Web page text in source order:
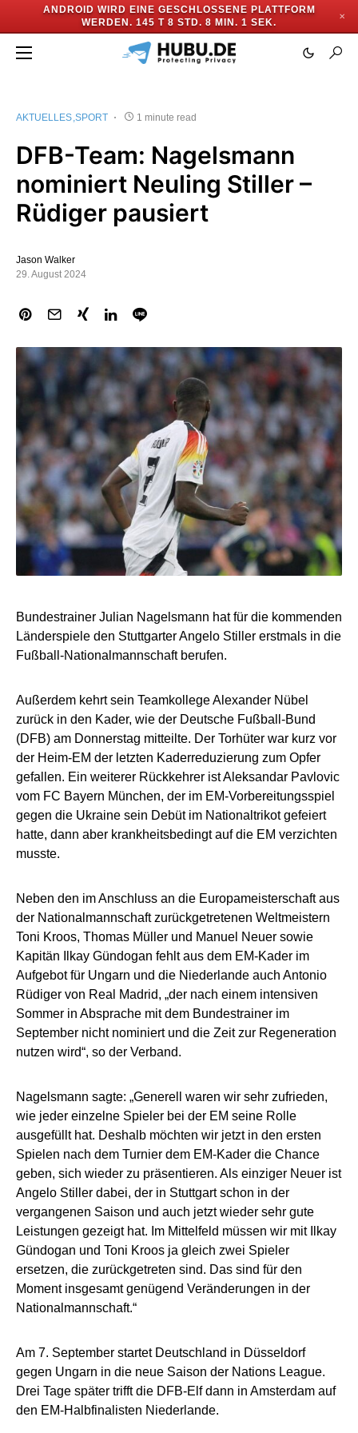
ANDROID WIRD EINE GESCHLOSSENE PLATTFORM
WERDEN. 145 T 8 STD. 8 MIN. 1 SEK.
✕
AKTUELLES SPORT 1 minute read
DFB-Team: Nagelsmann
nominiert Neuling Stiller –
Rüdiger pausiert
Jason Walker
29. August 2024
Bundestrainer Julian Nagelsmann hat für die kommenden
Länderspiele den Stuttgarter Angelo Stiller erstmals in die
Fußball-Nationalmannschaft berufen.
Außerdem kehrt sein Teamkollege Alexander Nübel
zurück in den Kader, wie der Deutsche Fußball-Bund
(DFB) am Donnerstag mitteilte. Der Torhüter war kurz vor
der Heim-EM der letzten Kaderreduzierung zum Opfer
gefallen. Ein weiterer Rückkehrer ist Aleksandar Pavlovic
vom FC Bayern München, der im EM-Vorbereitungsspiel
gegen die Ukraine sein Debüt im Nationaltrikot gefeiert
hatte, dann aber krankheitsbedingt auf die EM verzichten
musste.
Neben den im Anschluss an die Europameisterschaft aus
der Nationalmannschaft zurückgetretenen Weltmeistern
Toni Kroos, Thomas Müller und Manuel Neuer sowie
Kapitän Ilkay Gündogan fehlt aus dem EM-Kader im
Aufgebot für Ungarn und die Niederlande auch Antonio
Rüdiger von Real Madrid, „der nach einem intensiven
Sommer in Absprache mit dem Bundestrainer im
September nicht nominiert und die Zeit zur Regeneration
nutzen wird“, so der Verband.
Nagelsmann sagte: „Generell waren wir sehr zufrieden,
wie jeder einzelne Spieler bei der EM seine Rolle
ausgefüllt hat. Deshalb möchten wir jetzt in den ersten
Spielen nach dem Turnier dem EM-Kader die Chance
geben, sich wieder zu präsentieren. Als einziger Neuer ist
Angelo Stiller dabei, der in Stuttgart schon in der
vergangenen Saison und auch jetzt wieder sehr gute
Leistungen gezeigt hat. Im Mittelfeld müssen wir mit Ilkay
Gündogan und Toni Kroos ja gleich zwei Spieler
ersetzen, die zurückgetreten sind. Das sind für den
Moment insgesamt genügend Veränderungen in der
Nationalmannschaft.“
Am 7. September startet Deutschland in Düsseldorf
gegen Ungarn in die neue Saison der Nations League.
Drei Tage später trifft die DFB-Elf dann in Amsterdam auf
den EM-Halbfinalisten Niederlande.